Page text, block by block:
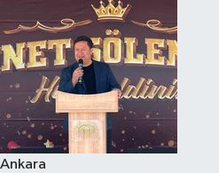
Ankara